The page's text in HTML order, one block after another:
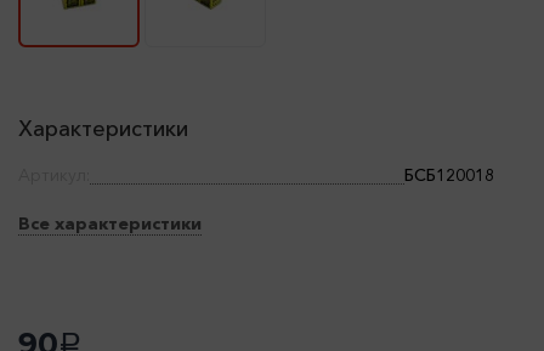
Характеристики
БСБ120018
Все характеристики
90a